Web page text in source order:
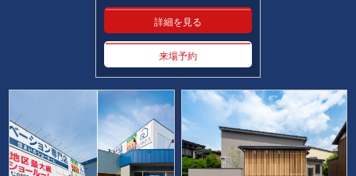
詳細を見る
来場予約